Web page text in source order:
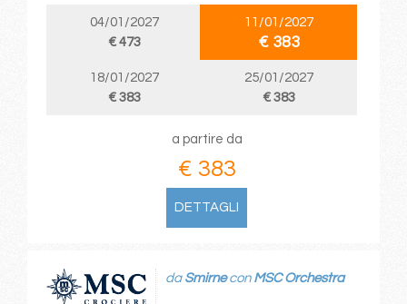
04/01/2027
€ 473
11/01/2027
€ 383
18/01/2027
€ 383
25/01/2027
€ 383
a partire da
€ 383
DETTAGLI
da Smirnecon MSC Orchestra